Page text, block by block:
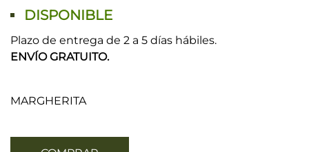
DISPONIBLE
Plazo de entrega de 2 a 5 días hábiles.
ENVÍO GRATUITO.
MARGHERITA